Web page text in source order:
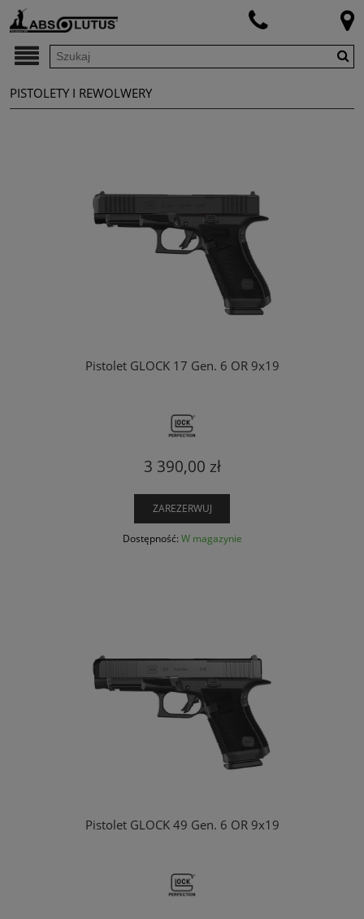
PISTOLETY I REWOLWERY
Pistolet GLOCK 17 Gen. 6 OR 9x19
3 390,00 zł
ZAREZERWUJ
Dostępność: W magazynie
Pistolet GLOCK 49 Gen. 6 OR 9x19